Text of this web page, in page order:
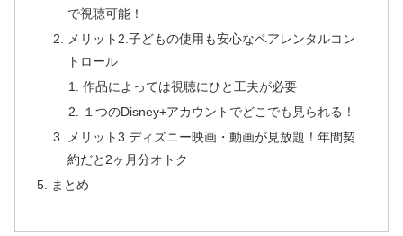
で視聴可能！
メリット2.子どもの使用も安心なペアレンタルコン
トロール
作品によっては視聴にひと工夫が必要
１つのDisney+アカウントでどこでも見られる！
メリット3.ディズニー映画・動画が見放題！年間契
約だと2ヶ月分オトク
まとめ